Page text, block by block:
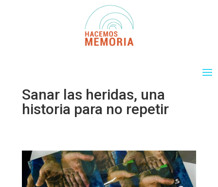
Sanar las heridas, una
historia para no repetir